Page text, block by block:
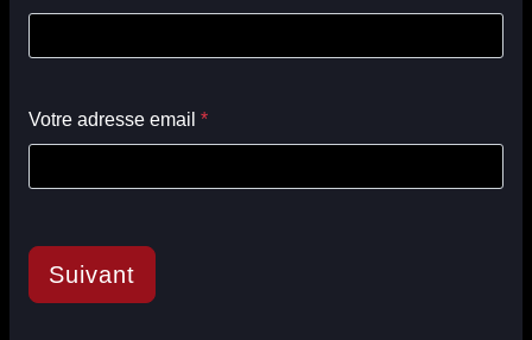
Votre adresse email *
Suivant